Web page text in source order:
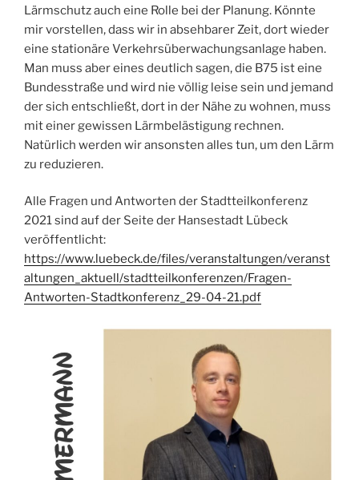
Lärmschutz auch eine Rolle bei der Planung. Könnte
mir vorstellen, dass wir in absehbarer Zeit, dort wieder
eine stationäre Verkehrsüberwachungsanlage haben.
Man muss aber eines deutlich sagen, die B75 ist eine
Bundesstraße und wird nie völlig leise sein und jemand
der sich entschließt, dort in der Nähe zu wohnen, muss
mit einer gewissen Lärmbelästigung rechnen.
Natürlich werden wir ansonsten alles tun, um den Lärm
zu reduzieren.
Alle Fragen und Antworten der Stadtteilkonferenz
2021 sind auf der Seite der Hansestadt Lübeck
veröffentlicht:
https://www.luebeck.de/files/veranstaltungen/veranst
altungen_aktuell/stadtteilkonferenzen/Fragen-
Antworten-Stadtkonferenz_29-04-21.pdf